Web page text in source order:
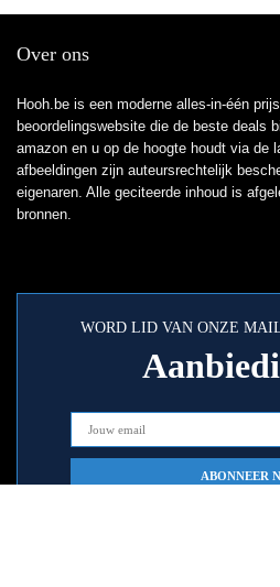
Over ons
Hooh.be is een moderne alles-in-één
beoordelingswebsite die de beste deals
amazon en u op de hoogte houdt via de
afbeeldingen zijn auteursrechtelijk
eigenaren. Alle geciteerde inhoud is
bronnen.
WORD LID VAN ONZE